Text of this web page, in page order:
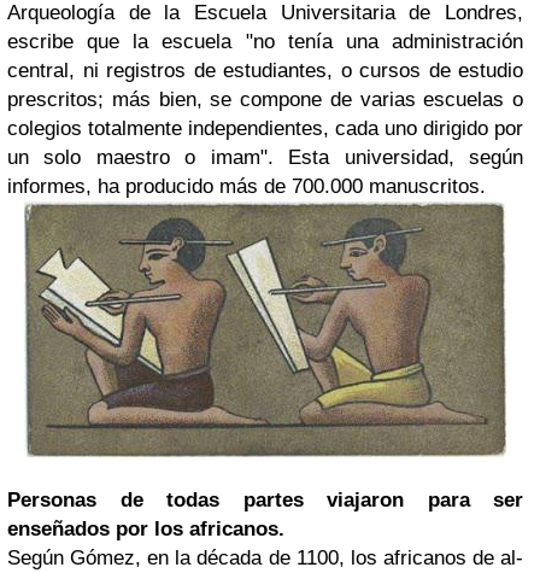
Arqueología de la Escuela Universitaria de Londres,
escribe que la escuela "no tenía una administración
central, ni registros de estudiantes, o cursos de estudio
prescritos; más bien, se compone de varias escuelas o
colegios totalmente independientes, cada uno dirigido por
un solo maestro o imam". Esta universidad, según
informes, ha producido más de 700.000 manuscritos.
Personas de todas partes viajaron para ser
enseñados por los africanos.
Según Gómez, en la década de 1100, los africanos de al-